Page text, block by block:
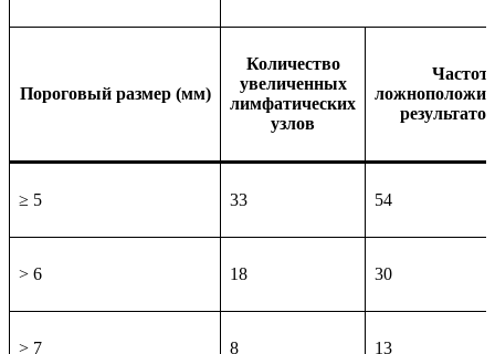
Пороговый размер (мм)
Количество
увеличенных
лимфатических
узлов
≥ 5 33 54
> 6 18 30
> 7 8 13